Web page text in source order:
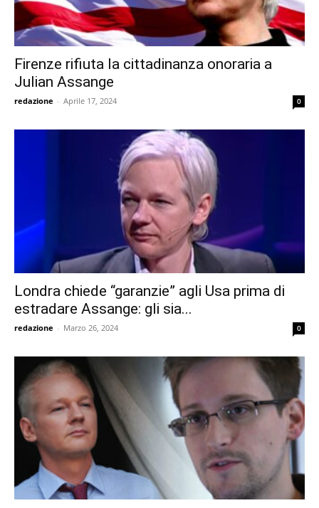
Firenze rifiuta la cittadinanza onoraria a
Julian Assange
redazione - Aprile 17, 2024 0
Londra chiede “garanzie” agli Usa prima di
estradare Assange: gli sia...
redazione - Marzo 26, 2024 0